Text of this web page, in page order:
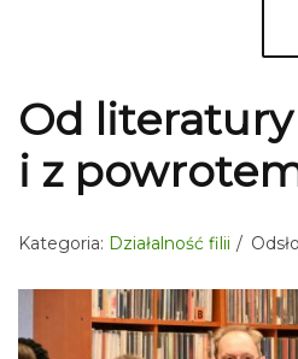
Od
i z
Kategoria: Działalność filii